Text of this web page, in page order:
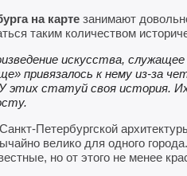
на карте занимают
таким количеством
искусства,
привязалось к нему из-за
этих статуй своя история.
Петербургской
велико для одного
но от этого не менее